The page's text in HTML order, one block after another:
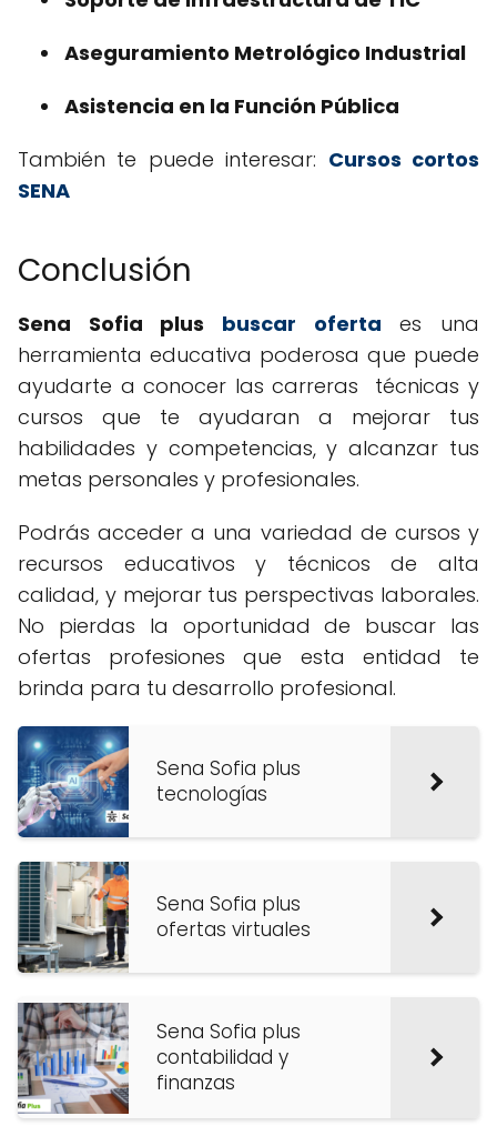
Aseguramiento Metrológico Industrial
Asistencia en la Función Pública
También te puede interesar: Cursos cortos
SENA
Conclusión
Sena Sofia plus buscar oferta es una
herramienta educativa poderosa que puede
ayudarte a conocer las carreras técnicas y
cursos que te ayudaran a mejorar tus
habilidades y competencias, y alcanzar tus
metas personales y profesionales.
Podrás acceder a una variedad de cursos y
recursos educativos y técnicos de alta
calidad, y mejorar tus perspectivas laborales.
No pierdas la oportunidad de buscar las
ofertas profesiones que esta entidad te
brinda para tu desarrollo profesional.
Sena Sofia plus
tecnologías
Sena Sofia plus
ofertas virtuales
Sena Sofia plus
contabilidad y
finanzas